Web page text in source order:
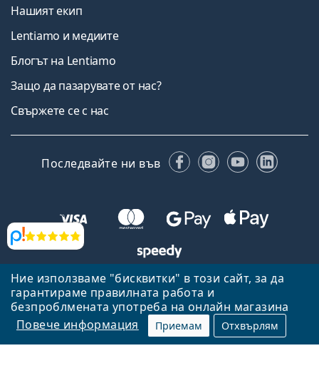
Ние използваме "бисквитки" в този сайт, за да
гарантираме правилната работа и
безпроблмената употреба на онлайн магазина
Повече информация
Приемам Отхвърлям
Прегледи
Нашият екип
Lentiamo и медиите
Блогът на Lentiamo
Защо да пазарувате от нас?
Свържете се с нас
Последвайте ни във FacebookInstagram
YouTube
Назад към началната страница
Нагоре
Lentiamo.bg е собственост и се управлява от Lentiamo s.r.o.,
Република Чехия
Тук сме за вас в продължение на 18 години.